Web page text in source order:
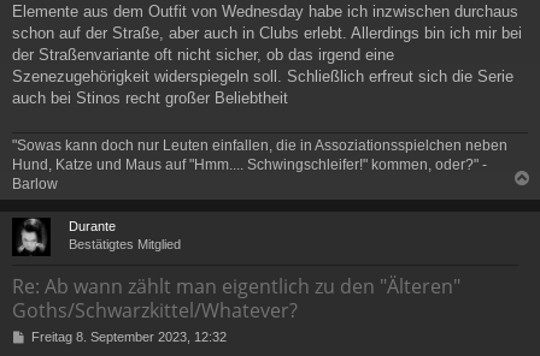
Elemente aus dem Outfit von Wednesday habe ich inzwischen durchaus
schon auf der Straße, aber auch in Clubs erlebt. Allerdings bin ich mir bei
der Straßenvariante oft nicht sicher, ob das irgend eine
Szenezugehörigkeit widerspiegeln soll. Schließlich erfreut sich die Serie
auch bei Stinos recht großer Beliebtheit
"Sowas kann doch nur Leuten einfallen, die in Assoziationsspielchen neben
Hund, Katze und Maus auf "Hmm.... Schwingschleifer!" kommen, oder?" -
Barlow
a
Durante
Bestätigtes Mitglied
Re: Ab wann zählt man eigentlich zu den "Älteren"
Goths/Schwarzkittel/Whatever?
BFreitag 8. September 2023, 12:32